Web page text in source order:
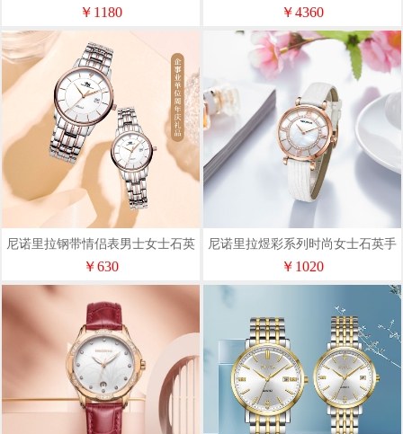
JG/L001999.WLW
￥1180
11010
￥4360
尼诺里拉钢带情侣表男士女士石英
表11033
￥630
尼诺里拉煜彩系列时尚女士石英手
表11085
￥1020